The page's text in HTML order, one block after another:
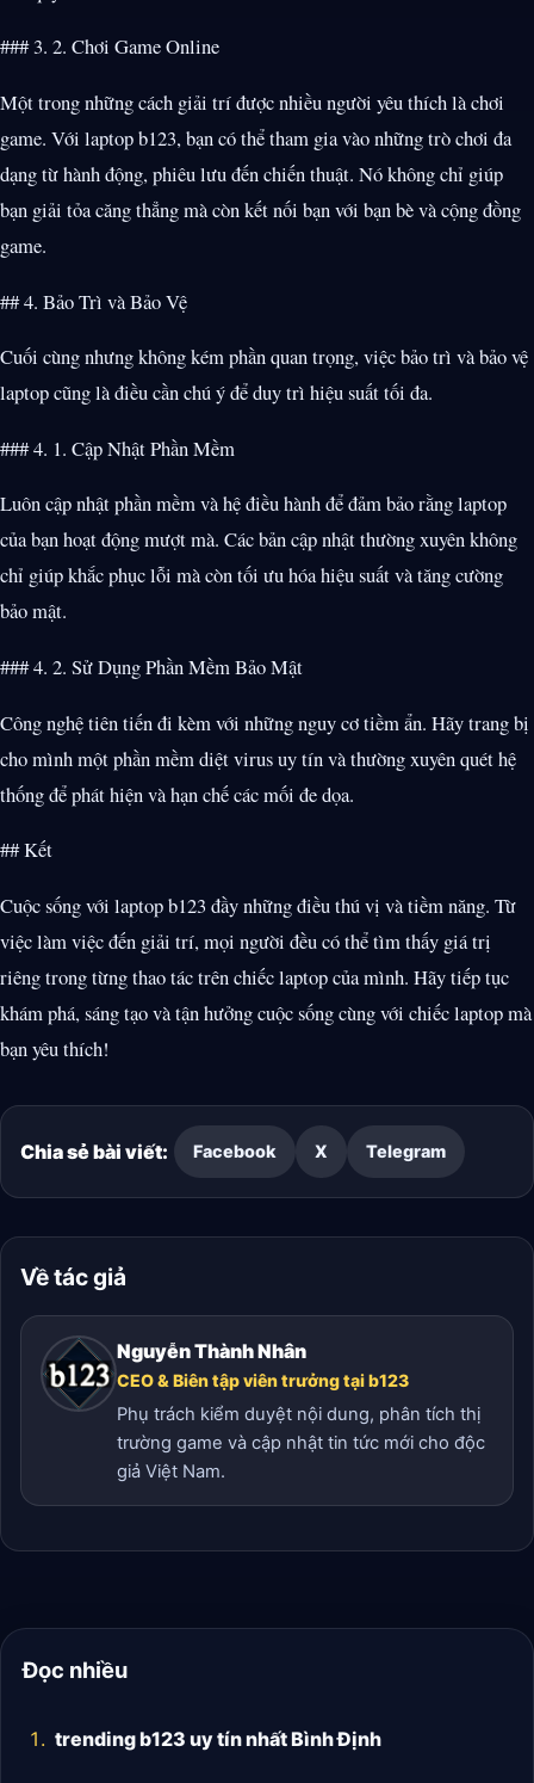
### 3. 2. Chơi Game Online
Một trong những cách giải trí được nhiều người yêu thích là chơi
game. Với laptop b123, bạn có thể tham gia vào những trò chơi đa
dạng từ hành động, phiêu lưu đến chiến thuật. Nó không chỉ giúp
bạn giải tỏa căng thẳng mà còn kết nối bạn với bạn bè và cộng đồng
game.
## 4. Bảo Trì và Bảo Vệ
Cuối cùng nhưng không kém phần quan trọng, việc bảo trì và bảo vệ
laptop cũng là điều cần chú ý để duy trì hiệu suất tối đa.
### 4. 1. Cập Nhật Phần Mềm
Luôn cập nhật phần mềm và hệ điều hành để đảm bảo rằng laptop
của bạn hoạt động mượt mà. Các bản cập nhật thường xuyên không
chỉ giúp khắc phục lỗi mà còn tối ưu hóa hiệu suất và tăng cường
bảo mật.
### 4. 2. Sử Dụng Phần Mềm Bảo Mật
Công nghệ tiên tiến đi kèm với những nguy cơ tiềm ẩn. Hãy trang bị
cho mình một phần mềm diệt virus uy tín và thường xuyên quét hệ
thống để phát hiện và hạn chế các mối đe dọa.
## Kết
Cuộc sống với laptop b123 đầy những điều thú vị và tiềm năng. Từ
việc làm việc đến giải trí, mọi người đều có thể tìm thấy giá trị
riêng trong từng thao tác trên chiếc laptop của mình. Hãy tiếp tục
khám phá, sáng tạo và tận hưởng cuộc sống cùng với chiếc laptop mà
bạn yêu thích!
Chia sẻ bài viết: Facebook X Telegram
Về tác giả
Nguyễn Thành Nhân
CEO & Biên tập viên trưởng tại b123
Phụ trách kiểm duyệt nội dung, phân tích thị
trường game và cập nhật tin tức mới cho độc
giả Việt Nam.
Đọc nhiều
trending b123 uy tín nhất Bình Định